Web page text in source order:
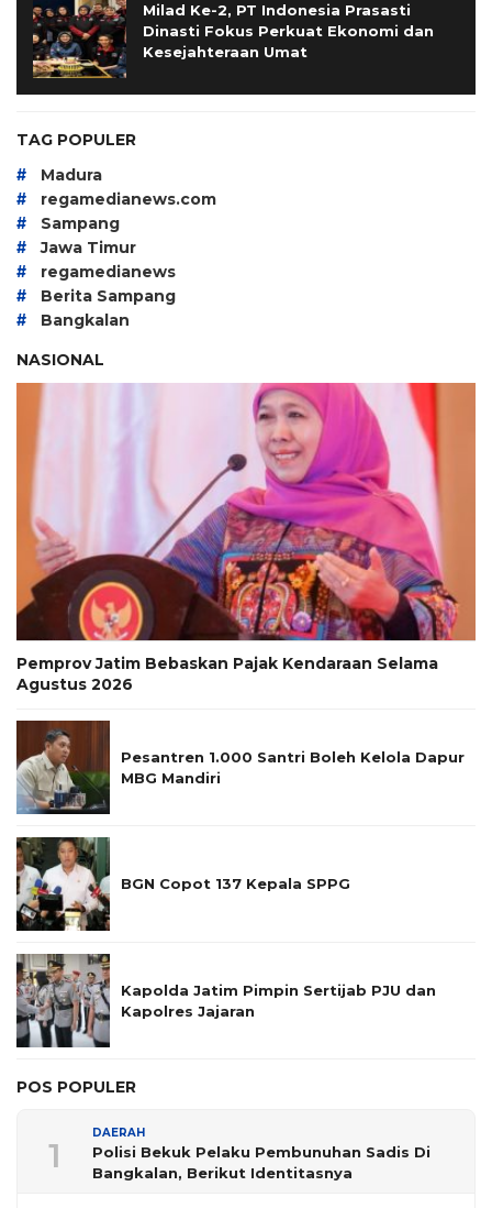
Milad Ke-2, PT Indonesia Prasasti
Dinasti Fokus Perkuat Ekonomi dan
Kesejahteraan Umat
TAG POPULER
# Madura
# regamedianews.com
# Sampang
# Jawa Timur
# regamedianews
# Berita Sampang
#
Bangkalan
NASIONAL
Pemprov Jatim Bebaskan Pajak Kendaraan Selama
Agustus 2026
Pesantren 1.000 Santri Boleh Kelola Dapur
MBG Mandiri
BGN Copot 137 Kepala SPPG
Kapolda Jatim Pimpin Sertijab PJU dan
Kapolres Jajaran
POS POPULER
1
DAERAH
Polisi Bekuk Pelaku Pembunuhan Sadis Di
Bangkalan, Berikut Identitasnya